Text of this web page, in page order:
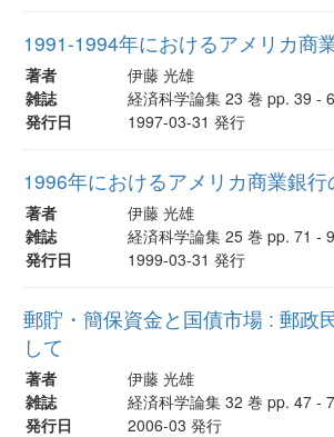
1991-1994年におけるアメリカ商
著者
伊藤 光雄
雑誌
経済科学論集 23 巻 pp. 39 -
発行日
1997-03-31 発行
1996年におけるアメリカ商業銀行
著者
伊藤 光雄
雑誌
経済科学論集 25 巻 pp. 71 -
発行日
1999-03-31 発行
郵貯・簡保資金と国債市場 : 郵政
して
著者
伊藤 光雄
雑誌
経済科学論集 32 巻 pp. 47 -
発行日
2006-03 発行